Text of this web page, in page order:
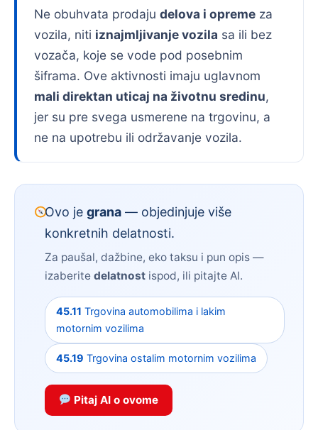
Ne obuhvata prodaju delova i opreme za
vozila, niti iznajmljivanje vozila sa ili bez
vozača, koje se vode pod posebnim
šiframa. Ove aktivnosti imaju uglavnom
mali direktan uticaj na životnu sredinu,
jer su pre svega usmerene na trgovinu, a
ne na upotrebu ili održavanje vozila.
Ovo je grana— objedinjuje više
konkretnih delatnosti.
Za paušal, dažbine, eko taksu i pun opis —
izaberite delatnostispod, ili pitajte AI.
45.11 Trgovina automobilima i lakim
motornim vozilima
45.19 Trgovina ostalim motornim vozilima
Pitaj AI o ovome